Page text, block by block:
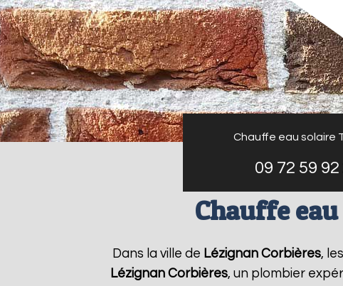
Chauffe eau solaire
09 72 59 92
Chauffe
Dans la ville de Lézignan Corbières,
Lézignan Corbières, un plombier